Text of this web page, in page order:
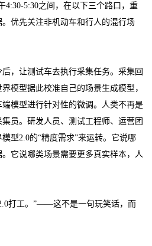
5:30之间，在以下三个路口，重
优先关注非机动车和行人的混行场
让测试车去执行采集任务。采集回
模型据此校准自己的场景生成模型，
模型进行针对性的微调。人类不再是
员。研发人员、测试工程师、运营团
型2.0的“精度需求”来运转。它说哪
它说哪类场景需要更多真实样本，人
打工。”——这不是一句玩笑话，而